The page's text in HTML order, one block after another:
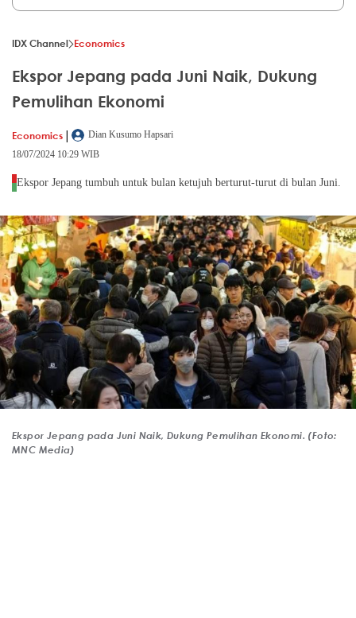
IDX Channel Economics
Ekspor Jepang pada Juni Naik, Dukung
Pemulihan Ekonomi
Economics |
Dian Kusumo Hapsari
18/07/2024 10:29 WIB
Ekspor Jepang tumbuh untuk bulan ketujuh berturut-turut di bulan Juni.
Ekspor Jepang pada Juni Naik, Dukung Pemulihan Ekonomi. (Foto:
MNC Media)